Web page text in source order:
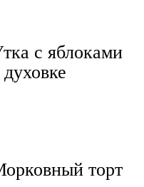
с яблоками
торт